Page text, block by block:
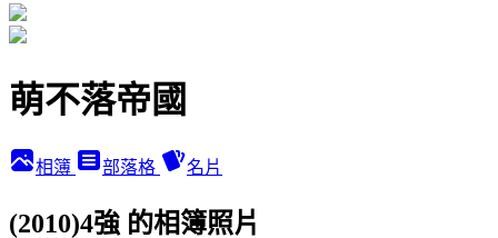
萌不落帝國
相簿 部落格 名片
(2010)4強 的相簿照片